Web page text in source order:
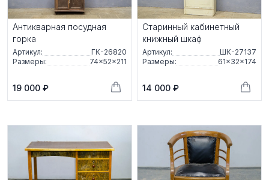
Антикварная посудная
горка
Артикул:
ГК-26820
Размеры:
74×52×211
19 000 ₽
Старинный кабинетный
книжный шкаф
Артикул:
ШК-27137
Размеры:
61×32×174
14 000 ₽